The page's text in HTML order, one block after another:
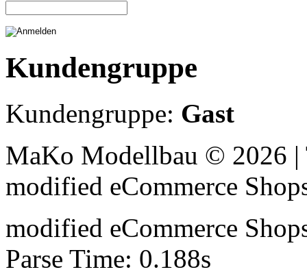
Kundengruppe
Kundengruppe: Gast
MaKo Modellbau © 2026
modified eCommerce
modified eCommerce
Parse Time: 0.188s